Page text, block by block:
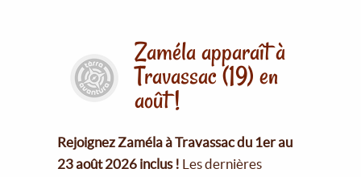
Zaméla apparaît à
Travassac (19) en
août !
Rejoignez Zaméla à Travassac du 1er au
23 août 2026 inclus ! Les dernières